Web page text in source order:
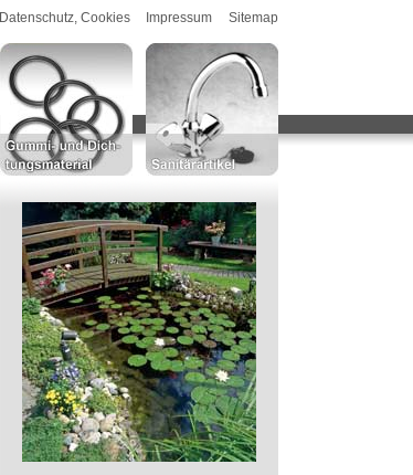
Datenschutz, Cookies Impressum Sitemap